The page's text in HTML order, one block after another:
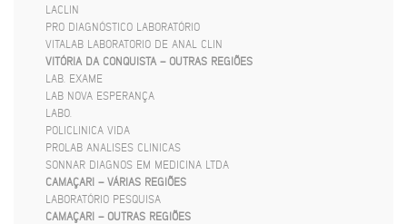
LACLIN
PRO DIAGNÓSTICO LABORATÓRIO
VITALAB LABORATORIO DE ANAL CLIN
VITÓRIA DA CONQUISTA – OUTRAS REGIÕES
LAB. EXAME
LAB NOVA ESPERANÇA
LABO.
POLICLINICA VIDA
PROLAB ANALISES CLINICAS
SONNAR DIAGNOS EM MEDICINA LTDA
CAMAÇARI – VÁRIAS REGIÕES
LABORATÓRIO PESQUISA
CAMAÇARI – OUTRAS REGIÕES